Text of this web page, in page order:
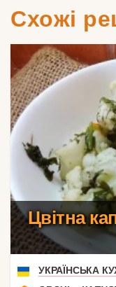
Схожі
Цвітна
УКРАЇНСЬКА